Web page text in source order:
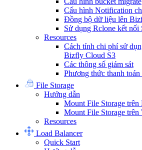
Cấu hình Notification
Đồng bộ dữ liệu lên
Sử dụng Rclone kết nối
Resources
Cách tính chi phí sử
Bizfly Cloud S3
Các thông số giám sát
Phương thức thanh
File Storage
Hướng dẫn
Mount File Storage
Mount File Storage trên
Resources
Load Balancer
Quick Start